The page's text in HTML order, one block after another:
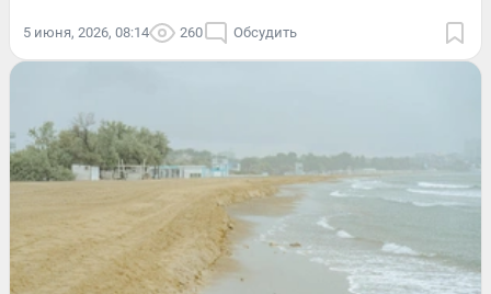
5 июня, 2026, 08:14 260 Обсудить